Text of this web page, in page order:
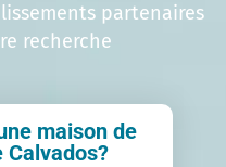
partenaires
recherche
maison de